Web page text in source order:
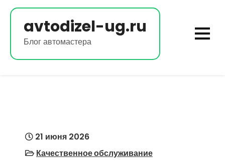
Перейти
содержимомуavtodizel-ug.ru
Блог автомастера
21 июня 2026
Качественное обслуживание